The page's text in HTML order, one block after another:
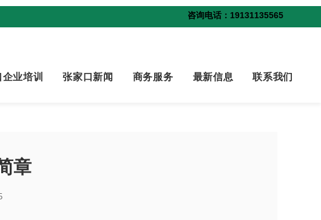
咨询电话：19131135565
业培训 张家口新闻 商务服务 最新信息 联系我们
章